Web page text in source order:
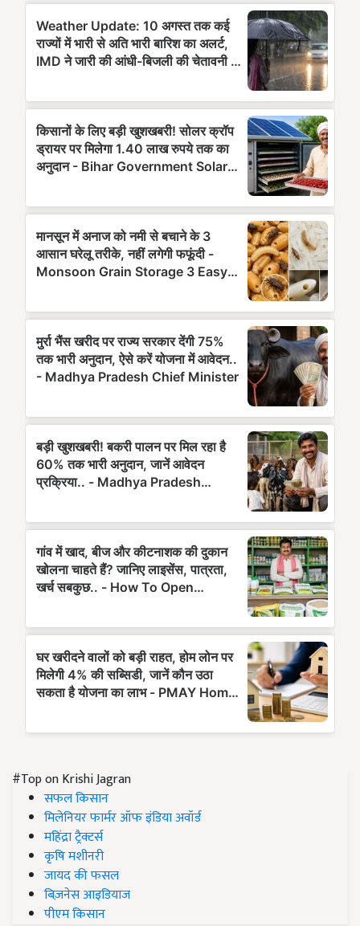
#Top on Krishi Jagran
सफल किसान
मिलेनियर फार्मर ऑफ इंडिया अवॉर्ड
महिंद्रा ट्रैक्टर्स
कृषि मशीनरी
जायद की फसल
बिज़नेस आइडियाज
पीएम किसान